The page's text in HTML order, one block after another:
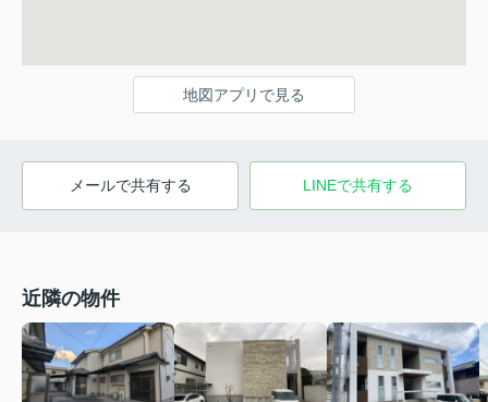
地図アプリで見る
メールで共有する LINEで共有する
近隣の物件